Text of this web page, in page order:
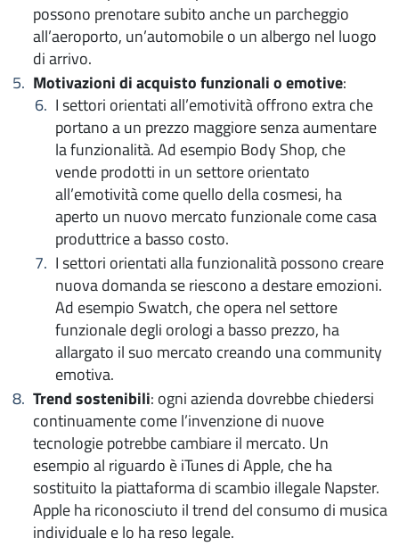
possono prenotare subito anche un parcheggio
all’aeroporto, un’automobile o un albergo nel luogo
di arrivo.
Motivazioni di acquisto funzionali o emotive:
I settori orientati all’emotività offrono extra che
portano a un prezzo maggiore senza aumentare
la funzionalità. Ad esempio Body Shop, che
vende prodotti in un settore orientato
all’emotività come quello della cosmesi, ha
aperto un nuovo mercato funzionale come casa
produttrice a basso costo.
I settori orientati alla funzionalità possono creare
nuova domanda se riescono a destare emozioni.
Ad esempio Swatch, che opera nel settore
funzionale degli orologi a basso prezzo, ha
allargato il suo mercato creando una community
emotiva.
Trend sostenibili: ogni azienda dovrebbe chiedersi
continuamente come l’invenzione di nuove
tecnologie potrebbe cambiare il mercato. Un
esempio al riguardo è iTunes di Apple, che ha
sostituito la piattaforma di scambio illegale Napster.
Apple ha riconosciuto il trend del consumo di musica
individuale e lo ha reso legale.